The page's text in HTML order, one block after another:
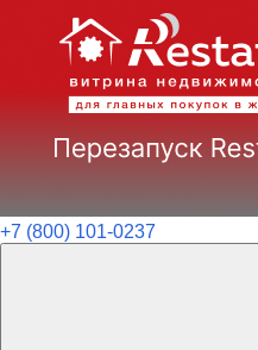
+7 (800) 101-0237